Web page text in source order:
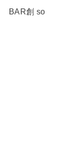
BAR創 so